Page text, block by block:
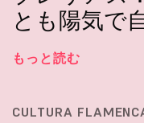
とも陽気で
もっと読む
CULTURA